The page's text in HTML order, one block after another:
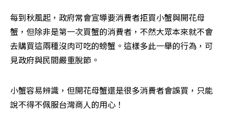
每到秋風起，政府常會宣導要消費者拒買小蟹與開花母
蟹，但除非是第一次買蟹的消費者，不然大眾本來就不會
去購買這兩種沒肉可吃的螃蟹。這樣多此一舉的行為，可
見政府與民間嚴重脫節。
小蟹容易辨識，但開花母蟹還是很多消費者會誤買，只能
說不得不佩服台灣商人的用心！